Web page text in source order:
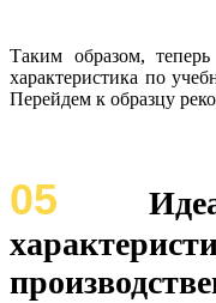
Таким образом,
характеристика по
Перейдем к образцу
05